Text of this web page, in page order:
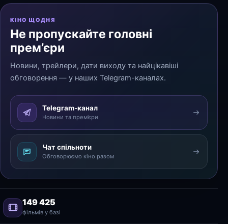
КІНО ЩОДНЯ
Не пропускайте головні
прем’єри
Новини, трейлери, дати виходу та найцікавіші
обговорення — у наших Telegram-каналах.
Telegram-канал
Новини та прем’єри
Чат спільноти
Обговорюємо кіно разом
149 425
фільмів у базі